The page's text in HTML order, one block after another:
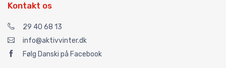
Kontakt os
29 40 68 13
info@aktivvinter.dk
Følg Danski på Facebook